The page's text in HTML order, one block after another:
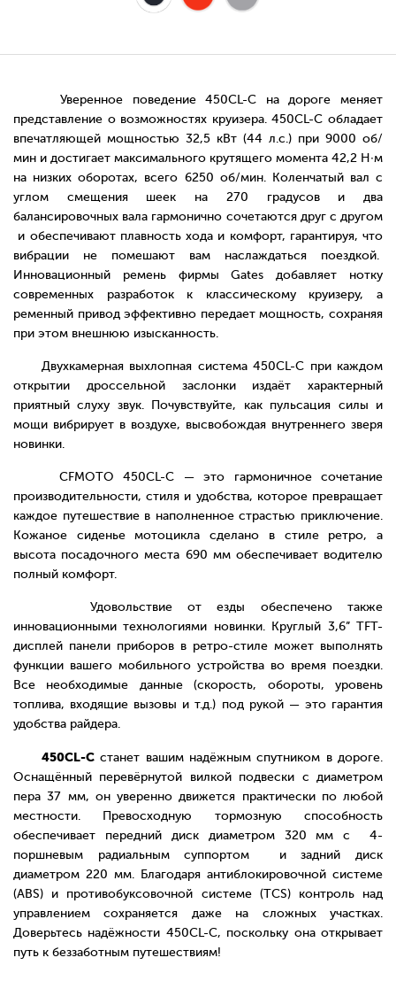
Уверенное поведение 450CL-C на дороге меняет
представление о возможностях круизера. 450CL-C обладает
впечатляющей мощностью 32,5 кВт (44 л.с.) при 9000 об/
мин и достигает максимального крутящего момента 42,2 Н∙м
на низких оборотах, всего 6250 об/мин. Коленчатый вал с
углом смещения шеек на 270 градусов и два
балансировочных вала гармонично сочетаются друг с другом
и обеспечивают плавность хода и комфорт, гарантируя, что
вибрации не помешают вам наслаждаться поездкой.
Инновационный ремень фирмы Gates добавляет нотку
современных разработок к классическому круизеру, а
ременный привод эффективно передает мощность, сохраняя
при этом внешнюю изысканность.
Двухкамерная выхлопная система 450CL-C при каждом
открытии дроссельной заслонки издаёт характерный
приятный слуху звук. Почувствуйте, как пульсация силы и
мощи вибрирует в воздухе, высвобождая внутреннего зверя
новинки.
CFMOTO 450CL-C — это гармоничное сочетание
производительности, стиля и удобства, которое превращает
каждое путешествие в наполненное страстью приключение.
Кожаное сиденье мотоцикла сделано в стиле ретро, а
высота посадочного места 690 мм обеспечивает водителю
полный комфорт.
Удовольствие от езды обеспечено также
инновационными технологиями новинки. Круглый 3,6” TFT-
дисплей панели приборов в ретро-стиле может выполнять
функции вашего мобильного устройства во время поездки.
Все необходимые данные (скорость, обороты, уровень
топлива, входящие вызовы и т.д.) под рукой — это гарантия
удобства райдера.
450CL-Cстанет вашим надёжным спутником в дороге.
Оснащённый перевёрнутой вилкой подвески с диаметром
пера 37 мм, он уверенно движется практически по любой
местности. Превосходную тормозную способность
обеспечивает передний диск диаметром 320 мм с 4-
поршневым радиальным суппортом и задний диск
диаметром 220 мм. Благодаря антиблокировочной системе
(ABS) и противобуксовочной системе (TCS) контроль над
управлением сохраняется даже на сложных участках.
Доверьтесь надёжности 450CL-C, поскольку она открывает
путь к беззаботным путешествиям!